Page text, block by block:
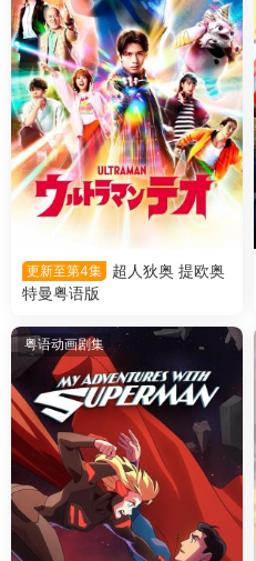
更新至第4集
超人狄奥 提欧奥
特曼粤语版
粤语动画剧集